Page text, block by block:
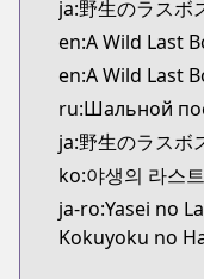
ja:野生のラスボ
en:A Wild Last
en:A Wild Last
ru:Шальной
ja:野生のラス
ko:야생의 라스
ja-ro:Yasei no
Kokuyoku no